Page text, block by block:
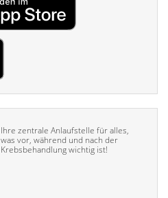
Ihre zentrale Anlaufstelle für alles,
was vor, während und nach der
Krebsbehandlung wichtig ist!